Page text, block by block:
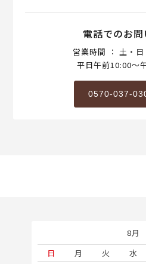
電話でのお
営業時間 ： 土・日
平日午前10:00～
0570-037-
8月
日
月 火 水